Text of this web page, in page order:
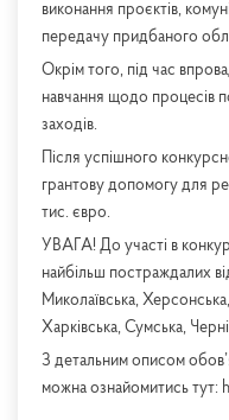
виконання проєктів,
передачу придбаного
Окрім того, під час
навчання щодо процесів
заходів.
Після успішного
грантову допомогу для
тис. євро.
УВАГА! До участі в
найбільш постраждалих
Миколаївська,
Харківська, Сумська,
З детальним описом
можна ознайомитись